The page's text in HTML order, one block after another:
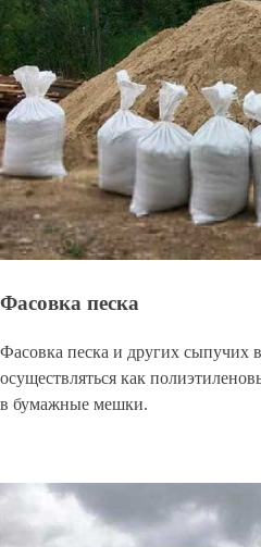
Фасовка песка
Фасовка песка и других сыпучих
осуществляться как
в бумажные мешки.